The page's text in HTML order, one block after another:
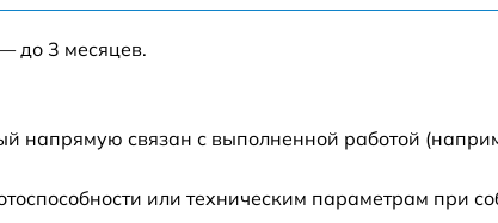
от 15 мин
от 30 мин
до 3 месяцев.
напрямую связан с выполненной работой
или техническим параметрам при